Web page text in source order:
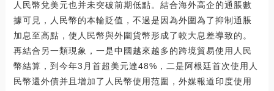
人民幣兌美元也并未突破前期低點。結合海外高企的通脹數
據可見，人民幣的本輪貶值，不過是因為外圍為了抑制通脹
加息至高點，使人民幣與外圍貨幣形成了較大息差導致的。
再結合另一類現象，一是中國越來越多的跨境貿易使用人民
幣結算，到今年3月首超美元達48%，二是阿根廷首次使用人
民幣還外債并且增加了人民幣使用范圍，外媒報道印度使用